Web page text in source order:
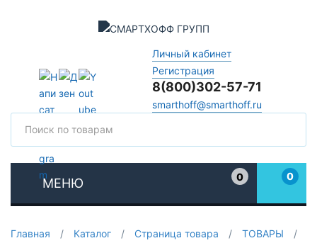
Личный кабинет
Регистрация
8(800)302-57-71
smarthoff@smarthoff.ru
МЕНЮ
0
0
Главная / Каталог / Страница товара / ТОВАРЫ
/